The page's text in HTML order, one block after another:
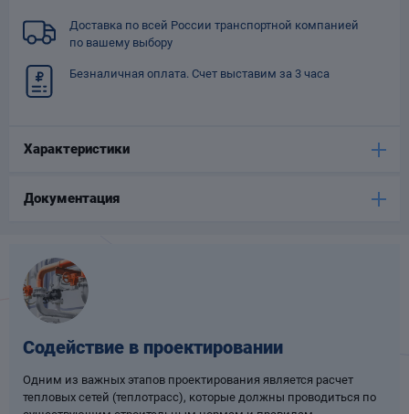
Доставка по всей России транспортной компанией
по вашему выбору
Безналичная оплата. Счет выставим за 3 часа
Характеристики
Документация
Содействие в проектировании
Одним из важных этапов проектирования является расчет
тепловых сетей (теплотрасс), которые должны проводиться по
трубопроводов
Компенсаторы